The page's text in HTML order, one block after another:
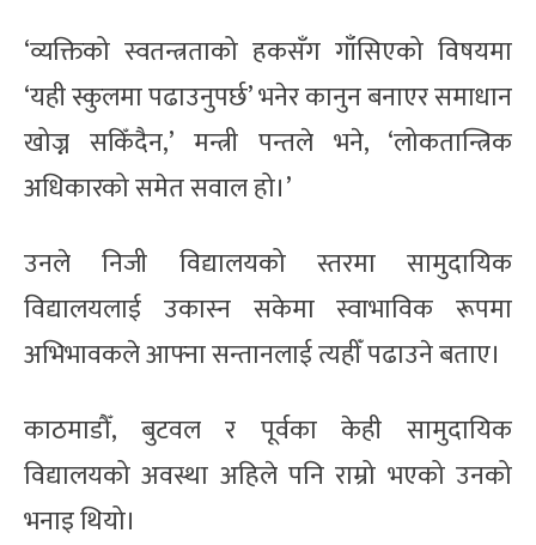
‘व्यक्तिको स्वतन्त्रताको हकसँग गाँसिएको विषयमा
‘यही स्कुलमा पढाउनुपर्छ’ भनेर कानुन बनाएर समाधान
खोज्न सकिँदैन,’ मन्त्री पन्तले भने, ‘लोकतान्त्रिक
अधिकारको समेत सवाल हो।’
उनले निजी विद्यालयको स्तरमा सामुदायिक
विद्यालयलाई उकास्न सकेमा स्वाभाविक रूपमा
अभिभावकले आफ्ना सन्तानलाई त्यहीँ पढाउने बताए।
काठमाडौँ, बुटवल र पूर्वका केही सामुदायिक
विद्यालयको अवस्था अहिले पनि राम्रो भएको उनको
भनाइ थियो।